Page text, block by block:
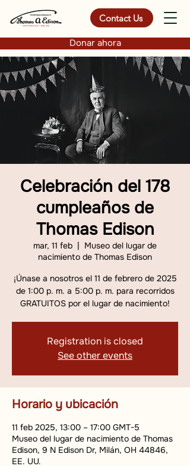
Contact Us
Donar ahora
Celebración del 178
cumpleaños de
Thomas Edison
mar, 11 feb
  |
Museo del lugar de
nacimiento de Thomas Edison
¡Únase a nosotros el 11 de febrero de 2025
de 1:00 p. m. a 5:00 p. m. para recorridos
GRATUITOS por el lugar de nacimiento!
Registration is closed
See other events
Horario y ubicación
11 feb 2025, 13:00 – 17:00 GMT-5
Museo del lugar de nacimiento de Thomas
Edison, 9 N Edison Dr, Milán, OH 44846,
EE. UU.